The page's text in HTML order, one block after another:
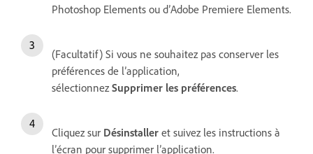
Photoshop Elements ou d’Adobe Premiere Elements.
(Facultatif) Si vous ne souhaitez pas conserver les
préférences de l’application,
sélectionnez Supprimer les préférences.
Cliquez sur Désinstaller et suivez les instructions à
l’écran pour supprimer l’application.